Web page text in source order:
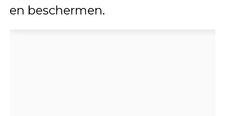
en beschermen.